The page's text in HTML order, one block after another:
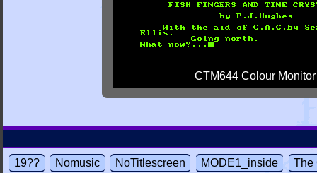
CTM644 Colour Monitor
19?? Nomusic NoTitlescreen MODE1_inside The